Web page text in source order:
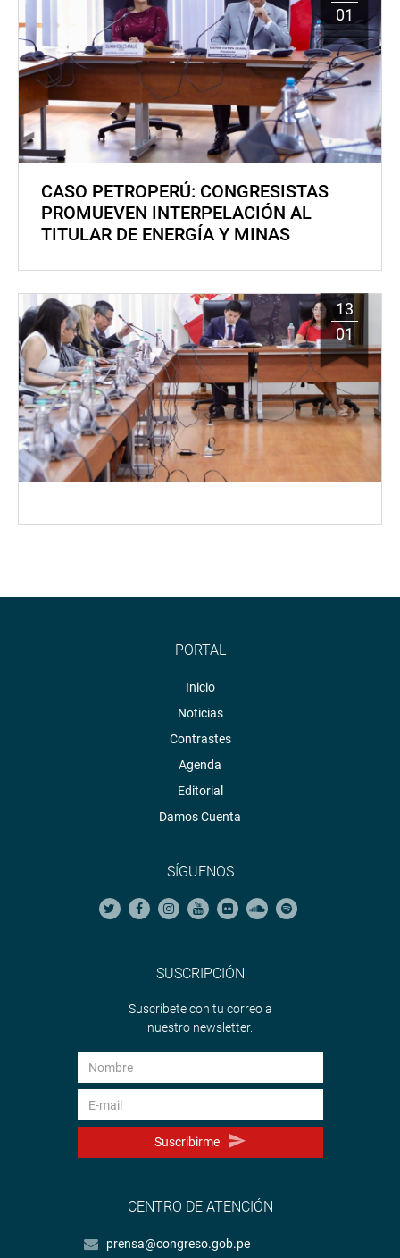
01
CASO PETROPERÚ: CONGRESISTAS
PROMUEVEN INTERPELACIÓN AL
TITULAR DE ENERGÍA Y MINAS
13
01
PORTAL
Inicio
Noticias
Contrastes
Agenda
Editorial
Damos Cuenta
SÍGUENOS
SUSCRIPCIÓN
Suscríbete con tu correo a
nuestro newsletter.
Suscribirme
CENTRO DE ATENCIÓN
prensa@congreso.gob.pe